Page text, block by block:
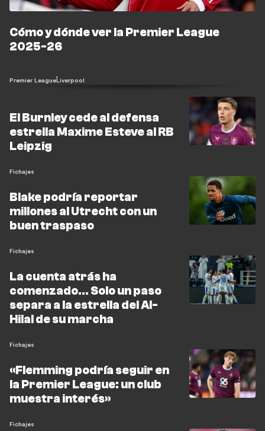
Cómo y dónde ver la Premier League
2025-26
Premier LeagueLiverpool
El Burnley cede al defensa
estrella Maxime Esteve al RB
Leipzig
Fichajes
Blake podría reportar
millones al Utrecht con un
buen traspaso
Fichajes
La cuenta atrás ha
comenzado... Solo un paso
separa a la estrella del Al-
Hilal de su marcha
Fichajes
«Flemming podría seguir en
la Premier League: un club
muestra interés»
Fichajes